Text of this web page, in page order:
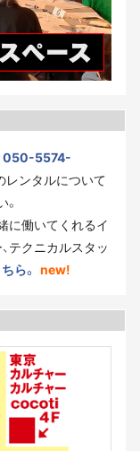
050-5574-
レンタルについて
。
に働いてくれるイ
テクニカルスタッ
ら。 new!